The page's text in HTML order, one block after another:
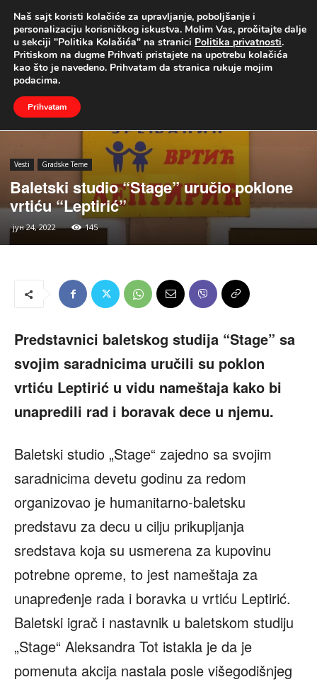
UŽIVO
Naslovna Vesti Gradske Teme
Vesti Gradske Teme
Baletski studio “Stage” uručio poklone
vrtiću “Leptirić”
јун 24, 2022 145
Predstavnici baletskog studija “Stage” sa
svojim saradnicima uručili su poklon
vrtiću Leptirić u vidu nameštaja kako bi
unapredili rad i boravak dece u njemu.
Baletski studio „Stage“ zajedno sa svojim
saradnicima devetu godinu za redom
organizovao je humanitarno-baletsku
predstavu za decu u cilju prikupljanja
sredstava koja su usmerena za kupovinu
potrebne opreme, to jest nameštaja za
unapređenje rada i boravka u vrtiću Leptirić.
Baletski igrač i nastavnik u baletskom studiju
„Stage“ Aleksandra Tot istakla je da je
pomenuta akcija nastala posle višegodišnjeg
Naš sajt koristi kolačiće za upravljanje, poboljšanje i
personalizaciju korisničkog iskustva. Molim Vas, pročitajte dalje
u sekciji "Politika Kolačića" na stranici Politika privatnosti.
Pritiskom na dugme Prihvati pristajete na upotrebu kolačića
kao što je navedeno. Prihvatam da stranica rukuje mojim
podacima.
Prihvatam